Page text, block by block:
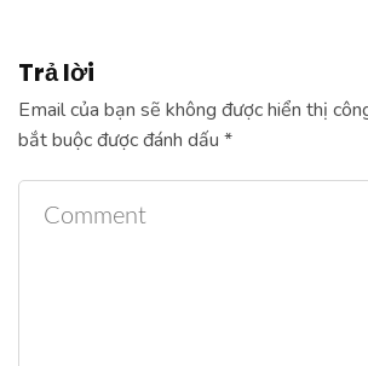
Trả lời
Email của bạn sẽ không được hiển thị
bắt buộc được đánh dấu *